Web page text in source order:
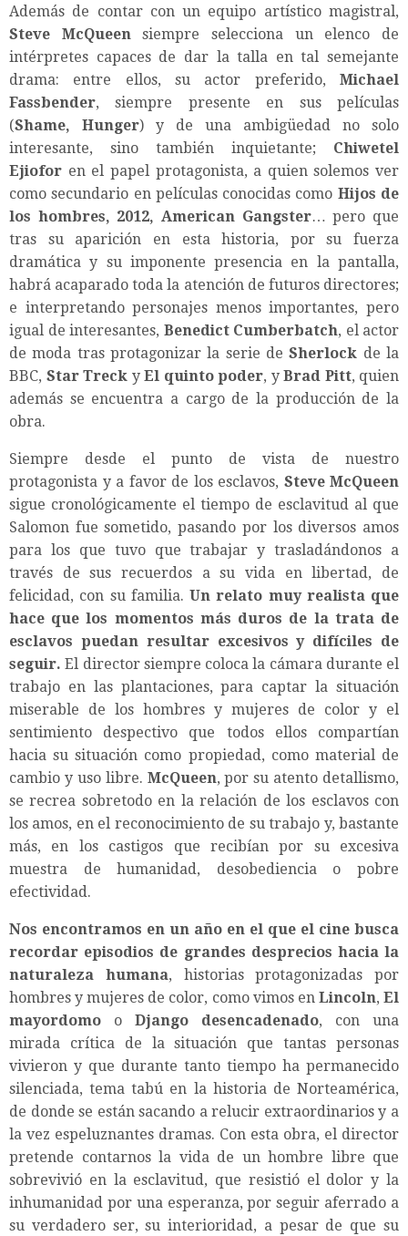
Además de contar con un equipo artístico magistral,
Steve McQueensiempre selecciona un elenco de
intérpretes capaces de dar la talla en tal semejante
drama: entre ellos, su actor preferido, Michael
Fassbender, siempre presente en sus películas
(Shame, Hunger) y de una ambigüedad no solo
interesante, sino también inquietante; Chiwetel
Ejiofor en el papel protagonista, a quien solemos ver
como secundario en películas conocidas como Hijos de
los hombres, 2012, American Gangster… pero que
tras su aparición en esta historia, por su fuerza
dramática y su imponente presencia en la pantalla,
habrá acaparado toda la atención de futuros directores;
e interpretando personajes menos importantes, pero
igual de interesantes, Benedict Cumberbatch, el actor
de moda tras protagonizar la serie deSherlock de la
BBC, Star Treck y El quinto poder, y Brad Pitt, quien
además se encuentra a cargo de la producción de la
obra.
Siempre desde el punto de vista de nuestro
protagonista y a favor de los esclavos, Steve McQueen
sigue cronológicamente el tiempo de esclavitud al que
Salomon fue sometido, pasando por los diversos amos
para los que tuvo que trabajar y trasladándonos a
través de sus recuerdos a su vida en libertad, de
felicidad, con su familia. Un relato muy realista que
hace que los momentos más duros de la trata de
esclavos puedan resultar excesivos y difíciles de
seguir. El director siempre coloca la cámara durante el
trabajo en las plantaciones, para captar la situación
miserable de los hombres y mujeres de color y el
sentimiento despectivo que todos ellos compartían
hacia su situación como propiedad, como material de
cambio y uso libre. McQueen, por su atento detallismo,
se recrea sobretodo en la relación de los esclavos con
los amos, en el reconocimiento de su trabajo y, bastante
más, en los castigos que recibían por su excesiva
muestra de humanidad, desobediencia o pobre
efectividad.
Nos encontramos en un año en el que el cine busca
recordar episodios de grandes desprecios hacia la
naturaleza humana, historias protagonizadas por
hombres y mujeres de color, como vimos en Lincoln,El
mayordomo o Django desencadenado, con una
mirada crítica de la situación que tantas personas
vivieron y que durante tanto tiempo ha permanecido
silenciada, tema tabú en la historia de Norteamérica,
de donde se están sacando a relucir extraordinarios y a
la vez espeluznantes dramas. Con esta obra, el director
pretende contarnos la vida de un hombre libre que
sobrevivió en la esclavitud, que resistió el dolor y la
inhumanidad por una esperanza, por seguir aferrado a
su verdadero ser, su interioridad, a pesar de que su